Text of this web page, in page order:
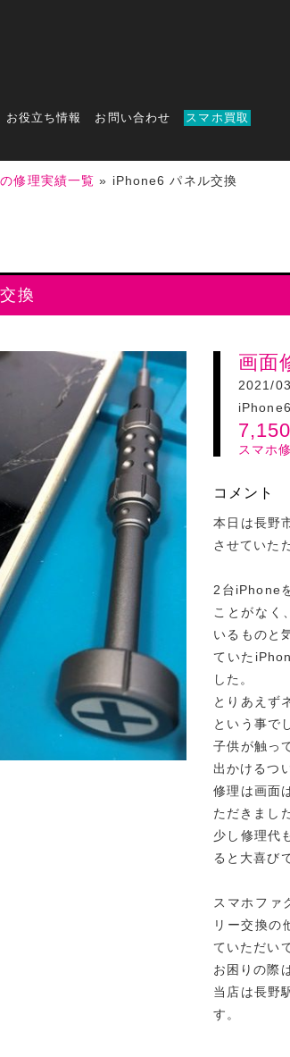
お役立ち情報 お問い合わせ スマホ買取
修理実績一覧 » iPhone6 パネル交換
換
画面
2021/
iPhone6
7,150
スマホ
コメント
本日は長野
させていた
2台iPhone
ことがなく
いるものと
ていた
した。
とりあえず
という事で
子供が触っ
出かけるつ
修理は画面
ただきまし
少し修理代
ると大喜び
スマホファ
リー交換の
ていただい
お困りの際
当店は長野
す。